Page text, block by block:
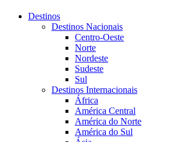
Destinos
Destinos Nacionais
Centro-Oeste
Norte
Nordeste
Sudeste
Sul
Destinos Internacionais
África
América Central
América do Norte
América do Sul